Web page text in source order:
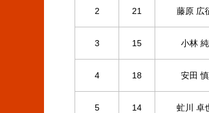
2 21 藤原 広
3 15 小林 純
4 18 安田 慎
5 14 虻川 卓